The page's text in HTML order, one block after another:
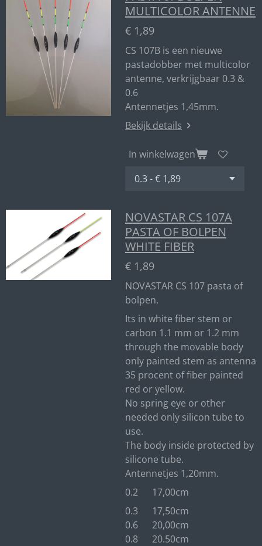
MULTICOLOR ANTENNE
€ 1,89
CS 107B is een nieuwe
pastadobber met multicolor
antenne, verkrijgbaar 0.3 &
0.6
Antennetjes 1,45mm.
Bekijk details
In winkelwagen
NOVASTAR CS 107A
PASTA OF BOLPEN
WHITE FIBER
€ 1,89
NOVASTAR CS 107 pasta of
bolpen.
Its in white fiber stem or
carbon 1.1 mm or 1.2 mm
through the movable body
only painted stem as antenna
35 procent of fiber painted
red or yellow.
No spring eye or other
needed only silicon tube to
use.
The body inside protected by
silicone tube.
Antennetjes 1,20mm.
0.2 17,00cm
0.3 17,50cm
0.6 20,00cm
0.8 20.50cm